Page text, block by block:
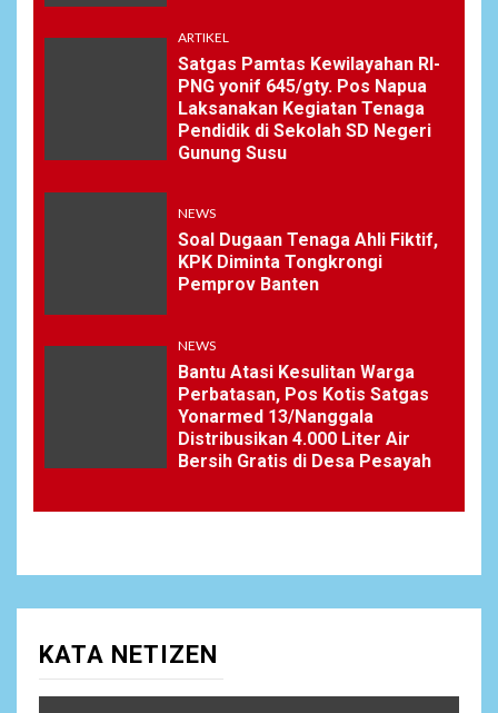
ARTIKEL
Satgas Pamtas Kewilayahan RI-
PNG yonif 645/gty. Pos Napua
Laksanakan Kegiatan Tenaga
Pendidik di Sekolah SD Negeri
Gunung Susu
NEWS
Soal Dugaan Tenaga Ahli Fiktif,
KPK Diminta Tongkrongi
Pemprov Banten
NEWS
Bantu Atasi Kesulitan Warga
Perbatasan, Pos Kotis Satgas
Yonarmed 13/Nanggala
Distribusikan 4.000 Liter Air
Bersih Gratis di Desa Pesayah
KATA NETIZEN